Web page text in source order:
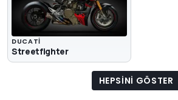
DUCATI
Streetfighter
HEPSINI GÖSTER